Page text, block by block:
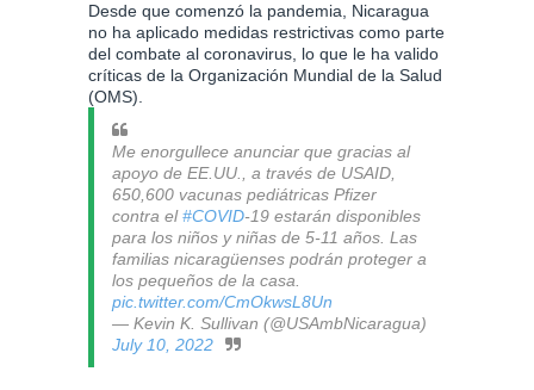
Desde que comenzó la pandemia, Nicaragua
no ha aplicado medidas restrictivas como parte
del combate al coronavirus, lo que le ha valido
críticas de la Organización Mundial de la Salud
(OMS).
Me enorgullece anunciar que gracias al
apoyo de EE.UU., a través de USAID,
650,600 vacunas pediátricas Pfizer
contra el#COVID-19 estarán disponibles
para los niños y niñas de 5-11 años. Las
familias nicaragüenses podrán proteger a
los pequeños de la casa.
pic.twitter.com/CmOkwsL8Un
— Kevin K. Sullivan (@USAmbNicaragua)
July 10, 2022